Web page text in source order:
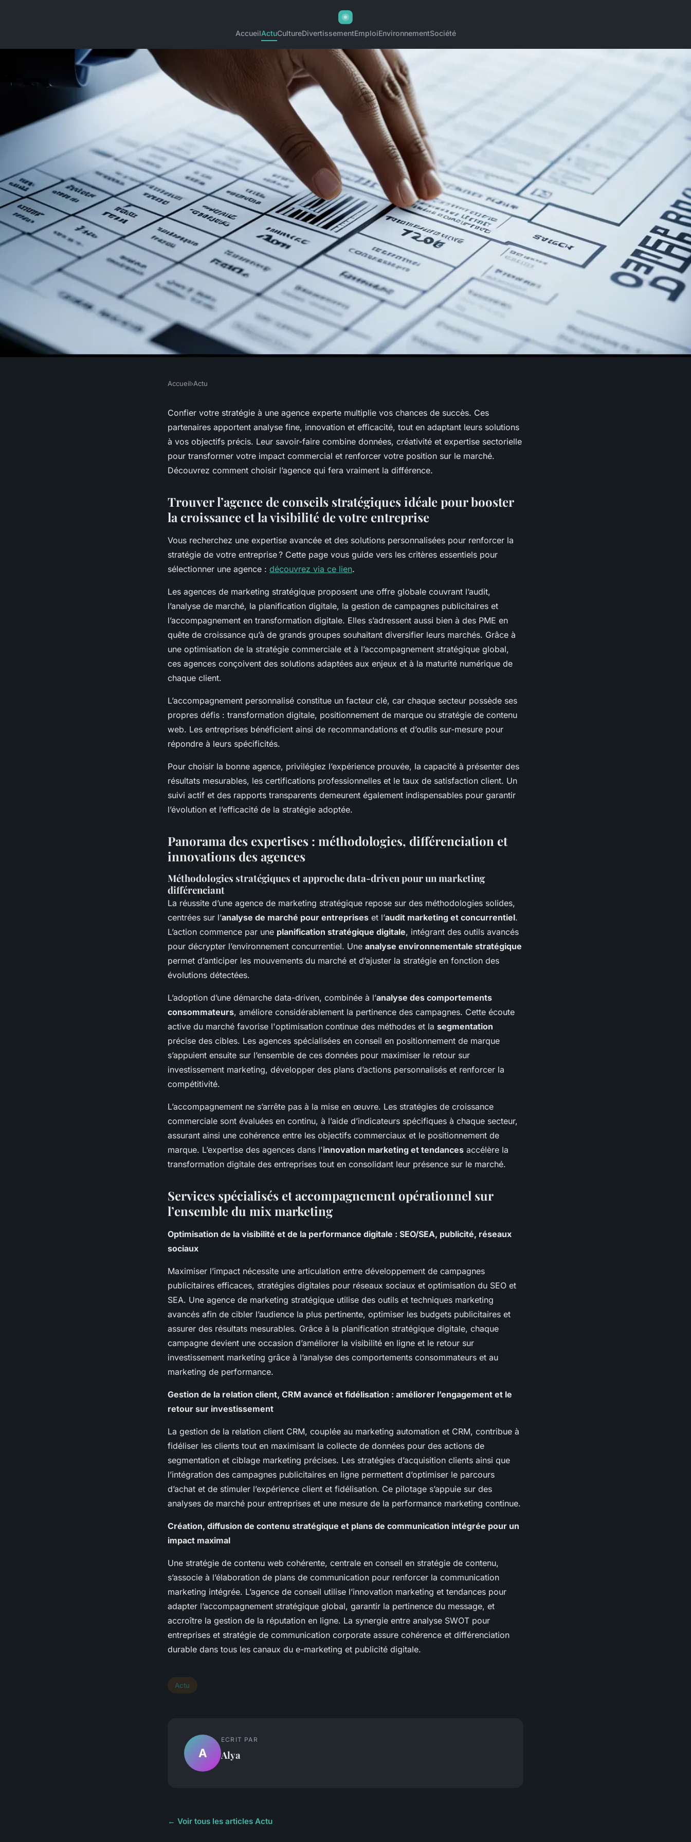
AccueilActuCultureDivertissementEmploiEnvironnementSociété
Maximisez votre impact avec une
agence de conseils stratégiques
Accueil›Actu
Confier votre stratégie à une agence experte multiplie vos chances de succès. Ces
partenaires apportent analyse fine, innovation et efficacité, tout en adaptant leurs solutions
à vos objectifs précis. Leur savoir-faire combine données, créativité et expertise sectorielle
pour transformer votre impact commercial et renforcer votre position sur le marché.
Découvrez comment choisir l’agence qui fera vraiment la différence.
Trouver l’agence de conseils stratégiques idéale pour booster
la croissance et la visibilité de votre entreprise
Vous recherchez une expertise avancée et des solutions personnalisées pour renforcer la
stratégie de votre entreprise ? Cette page vous guide vers les critères essentiels pour
sélectionner une agence : découvrez via ce lien.
Les agences de marketing stratégique proposent une offre globale couvrant l’audit,
l’analyse de marché, la planification digitale, la gestion de campagnes publicitaires et
l’accompagnement en transformation digitale. Elles s’adressent aussi bien à des PME en
quête de croissance qu’à de grands groupes souhaitant diversifier leurs marchés. Grâce à
une optimisation de la stratégie commerciale et à l’accompagnement stratégique global,
ces agences conçoivent des solutions adaptées aux enjeux et à la maturité numérique de
chaque client.
L’accompagnement personnalisé constitue un facteur clé, car chaque secteur possède ses
propres défis : transformation digitale, positionnement de marque ou stratégie de contenu
web. Les entreprises bénéficient ainsi de recommandations et d’outils sur-mesure pour
répondre à leurs spécificités.
Pour choisir la bonne agence, privilégiez l’expérience prouvée, la capacité à présenter des
résultats mesurables, les certifications professionnelles et le taux de satisfaction client. Un
suivi actif et des rapports transparents demeurent également indispensables pour garantir
l’évolution et l’efficacité de la stratégie adoptée.
Panorama des expertises : méthodologies, différenciation et
innovations des agences
Méthodologies stratégiques et approche data-driven pour un marketing
différenciant
La réussite d’une agence de marketing stratégique repose sur des méthodologies solides,
centrées sur l’analyse de marché pour entreprises et l’audit marketing et concurrentiel.
L’action commence par une planification stratégique digitale, intégrant des outils avancés
pour décrypter l’environnement concurrentiel. Une analyse environnementale stratégique
permet d’anticiper les mouvements du marché et d’ajuster la stratégie en fonction des
évolutions détectées.
L’adoption d’une démarche data-driven, combinée à l’analyse des comportements
consommateurs, améliore considérablement la pertinence des campagnes. Cette écoute
active du marché favorise l'optimisation continue des méthodes et la segmentation
précise des cibles. Les agences spécialisées en conseil en positionnement de marque
s’appuient ensuite sur l’ensemble de ces données pour maximiser le retour sur
investissement marketing, développer des plans d’actions personnalisés et renforcer la
compétitivité.
L’accompagnement ne s’arrête pas à la mise en œuvre. Les stratégies de croissance
commerciale sont évaluées en continu, à l’aide d’indicateurs spécifiques à chaque secteur,
assurant ainsi une cohérence entre les objectifs commerciaux et le positionnement de
marque. L’expertise des agences dans l'innovation marketing et tendances accélère la
transformation digitale des entreprises tout en consolidant leur présence sur le marché.
Services spécialisés et accompagnement opérationnel sur
l’ensemble du mix marketing
Optimisation de la visibilité et de la performance digitale : SEO/SEA, publicité, réseaux
sociaux
Maximiser l’impact nécessite une articulation entre développement de campagnes
publicitaires efficaces, stratégies digitales pour réseaux sociaux et optimisation du SEO et
SEA. Une agence de marketing stratégique utilise des outils et techniques marketing
avancés afin de cibler l’audience la plus pertinente, optimiser les budgets publicitaires et
assurer des résultats mesurables. Grâce à la planification stratégique digitale, chaque
campagne devient une occasion d’améliorer la visibilité en ligne et le retour sur
investissement marketing grâce à l’analyse des comportements consommateurs et au
marketing de performance.
Gestion de la relation client, CRM avancé et fidélisation : améliorer l’engagement et le
retour sur investissement
La gestion de la relation client CRM, couplée au marketing automation et CRM, contribue à
fidéliser les clients tout en maximisant la collecte de données pour des actions de
segmentation et ciblage marketing précises. Les stratégies d’acquisition clients ainsi que
l’intégration des campagnes publicitaires en ligne permettent d’optimiser le parcours
d’achat et de stimuler l’expérience client et fidélisation. Ce pilotage s’appuie sur des
analyses de marché pour entreprises et une mesure de la performance marketing continue.
Création, diffusion de contenu stratégique et plans de communication intégrée pour un
impact maximal
Une stratégie de contenu web cohérente, centrale en conseil en stratégie de contenu,
s’associe à l’élaboration de plans de communication pour renforcer la communication
marketing intégrée. L’agence de conseil utilise l’innovation marketing et tendances pour
adapter l’accompagnement stratégique global, garantir la pertinence du message, et
accroître la gestion de la réputation en ligne. La synergie entre analyse SWOT pour
entreprises et stratégie de communication corporate assure cohérence et différenciation
durable dans tous les canaux du e-marketing et publicité digitale.
Actu
A
ECRIT PAR
Alya
← Voir tous les articles Actu